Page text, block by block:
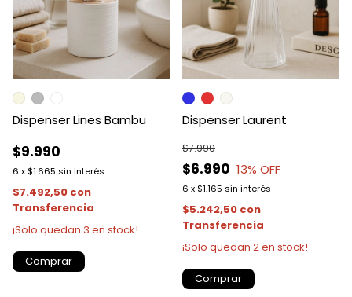
Dispenser Lines Bambu
$9.990
6 x $1.665 sin interés
$7.492,50 con
Transferencia
¡Solo quedan 3 en stock!
Comprar
Dispenser Laurent
$6.990
$7.990
13% OFF
6 x $1.165 sin interés
$5.242,50 con
Transferencia
¡Solo quedan 2en stock!
Comprar